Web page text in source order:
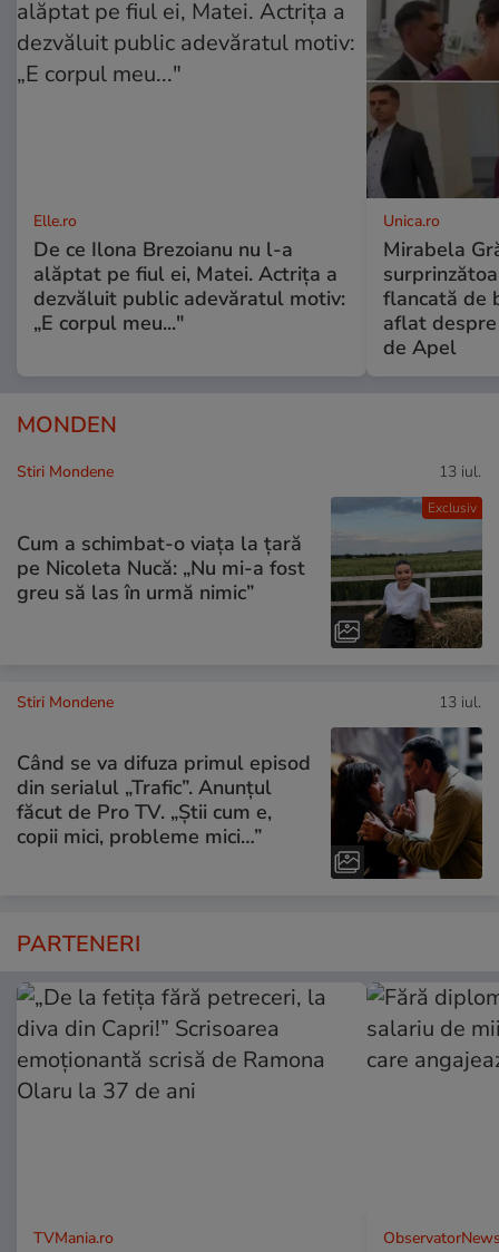
Elle.ro
De ce Ilona Brezoianu nu l-a
alăptat pe fiul ei, Matei. Actrița a
dezvăluit public adevăratul motiv:
„E corpul meu..."
Unica.ro
Mirabela
flancată de
aflat
de Apel
MONDEN
Exclusiv
Stiri Mondene 13 iul.
Cum a schimbat-o viața la țară
pe Nicoleta Nucă: „Nu mi-a fost
greu să las în urmă nimic”
Stiri Mondene 13 iul.
Când se va difuza primul episod
din serialul „Trafic”. Anunțul
făcut de Pro TV. „Știi cum e,
copii mici, probleme mici…”
PARTENERI
TVMania.ro